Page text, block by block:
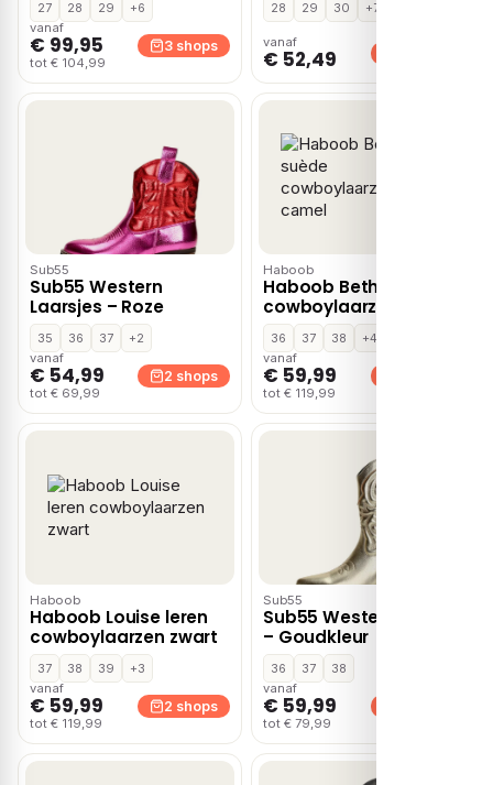
27 28 29
+6
vanaf
€ 99,95
tot € 104,99
3 shops
28 29 30 +7
vanaf
€ 52,49
Sub55
Sub55 Western
Laarsjes – Roze
35 36 37
+2
vanaf
€ 54,99
tot € 69,99
2 shops
Haboob
Haboob Beth suède
cowboylaarzen camel
36 37 38
+4
vanaf
€ 59,99
tot € 119,99
Haboob
Haboob Louise leren
cowboylaarzen zwart
37 38 39
+3
vanaf
€ 59,99
tot € 119,99
2 shops
Sub55
Sub55 Western Boots
– Goudkleur
36 37
38
vanaf
€ 59,99
tot € 79,99